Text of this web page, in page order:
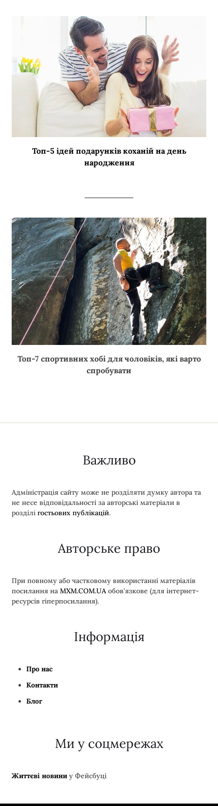
Топ-5 ідей подарунків коханій на день
народження
Топ-7 спортивних хобі для чоловіків, які варто
спробувати
Важливо
Адміністрація сайту може не розділяти думку автора та
не несе відповідальності за авторські матеріали в
розділі гостьових публікацій.
Авторське право
При повному або частковому використанні матеріалів
посилання на MXM.COM.UA обов'язкове (для інтернет-
ресурсів гіперпосилання).
Інформація
Про нас
Контакти
Блог
Ми у соцмережах
Життєві новини у Фейсбуці